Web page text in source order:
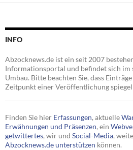
INFO
Abzocknews.de ist ein seit 2007
Informationsportal und befindet sich im
Umbau. Bitte beachten Sie, dass
Zeitpunkt einer Veröffentlichung
Finden Sie hier Erfassungen, aktuelle
Erwähnungen und Präsenzen, ein
getwittertes, wir und Social-Media,
Abzocknews.de unterstützen können.